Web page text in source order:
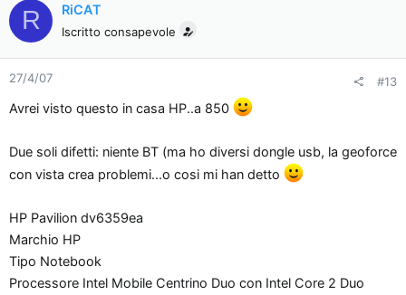
R RiCAT
Iscritto consapevole
27/4/07 #13
Avrei visto questo in casa HP..a 850
Due soli difetti: niente BT (ma ho diversi dongle usb, la geoforce
con vista crea problemi...o cosi mi han detto
HP Pavilion dv6359ea
Marchio HP
Tipo Notebook
Processore Intel Mobile Centrino Duo con Intel Core 2 Duo